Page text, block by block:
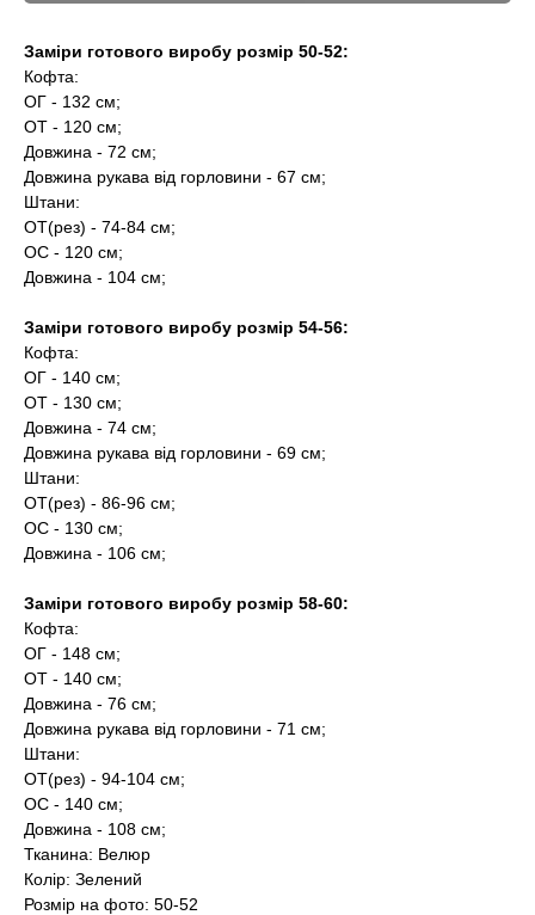
Заміри готового виробу розмір 50-52:
Кофта:
ОГ - 132 см;
ОТ - 120 см;
Довжина - 72 см;
Довжина рукава від горловини - 67 см;
Штани:
ОТ(рез) - 74-84 см;
ОС - 120 см;
Довжина - 104 см;
Заміри готового виробу розмір 54-56:
Кофта:
ОГ - 140 см;
ОТ - 130 см;
Довжина - 74 см;
Довжина рукава від горловини - 69 см;
Штани:
ОТ(рез) - 86-96 см;
ОС - 130 см;
Довжина - 106 см;
Заміри готового виробу розмір 58-60:
Кофта:
ОГ - 148 см;
ОТ - 140 см;
Довжина - 76 см;
Довжина рукава від горловини - 71 см;
Штани:
ОТ(рез) - 94-104 см;
ОС - 140 см;
Довжина - 108 см;
Тканина: Велюр
Колір: Зелений
Розмір на фото: 50-52